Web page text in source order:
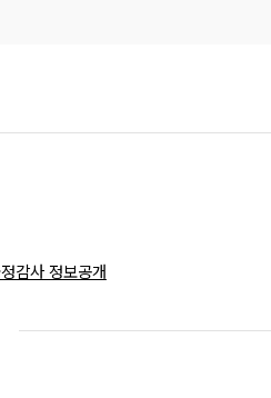
감사 정보공개